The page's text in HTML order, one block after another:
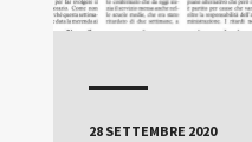
28 SETTEMBRE 2020